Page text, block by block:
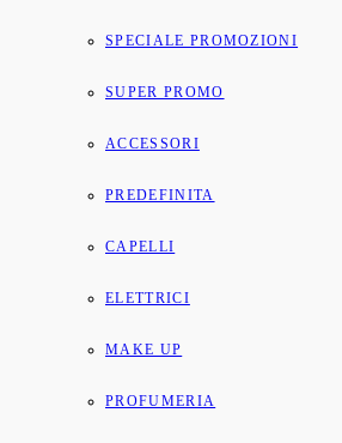
SPECIALE PROMOZIONI
SUPER PROMO
ACCESSORI
PREDEFINITA
CAPELLI
ELETTRICI
MAKE UP
PROFUMERIA